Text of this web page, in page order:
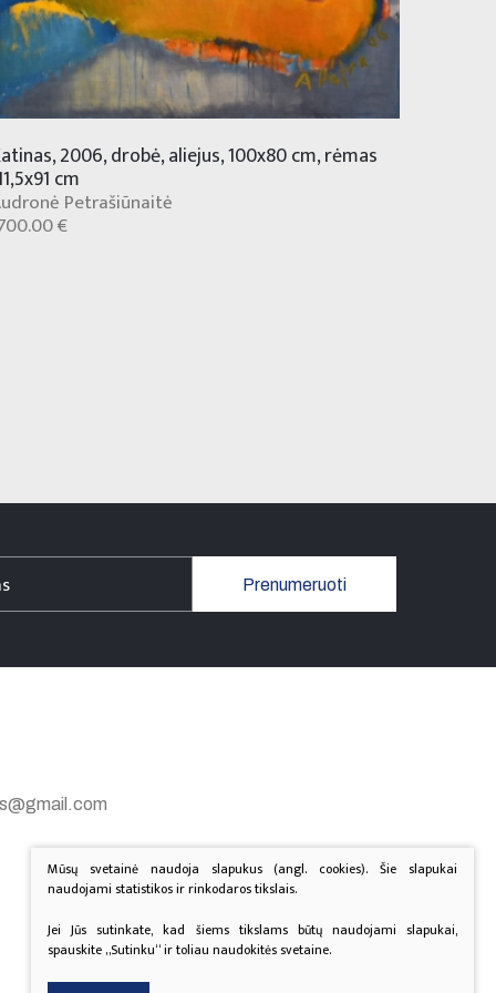
2006, drobė, aliejus, 100x80 cm, rėmas
cm
Petrašiūnaitė
€
Prenumeruoti
Mūsų svetainė naudoja slapukus (angl. cookies). Šie slapukai
naudojami statistikos ir rinkodaros tikslais.
Jei Jūs sutinkate, kad šiems tikslams būtų naudojami slapukai,
spauskite „Sutinku“ ir toliau naudokitės svetaine.